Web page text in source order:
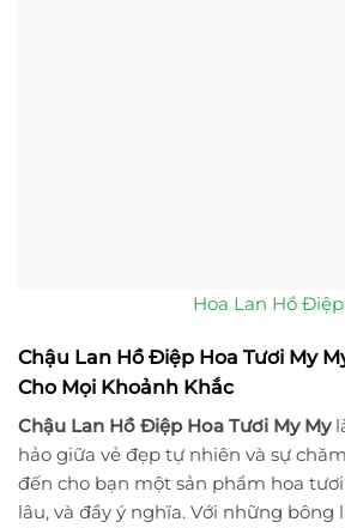
Hoa Lan Hồ Điệp
Chậu Lan Hồ Điệp Hoa Tươi My
Cho Mọi Khoảnh Khắc
Chậu Lan Hồ Điệp Hoa Tươi My My
hảo giữa vẻ đẹp tự nhiên và sự
đến cho bạn một sản phẩm hoa
lâu, và đầy ý nghĩa. Với những bông